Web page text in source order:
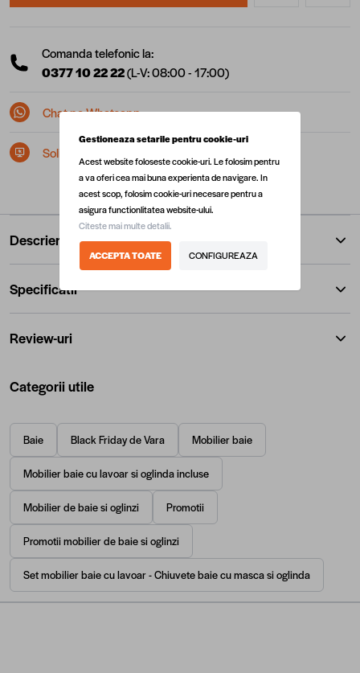
Comanda telefonic la:
0377 10 22 22(L-V: 08:00 - 17:00)
Chat pe Whatsapp
Solicita postare in SEAP/SICAP
Descriere
Specificatii
Review-uri
Categorii utile
Baie Black Friday de Vara Mobilier baie
Mobilier baie cu lavoar si oglinda incluse
Mobilier de baie si oglinzi Promotii
Promotii mobilier de baie si oglinzi
Set mobilier baie cu lavoar - Chiuvete baie cu masca si oglinda
Gestioneaza setarile pentru cookie-uri
Acest website foloseste cookie-uri. Le folosim pentru
a va oferi cea mai buna experienta de navigare. In
acest scop, folosim cookie-uri necesare pentru a
asigura functionlitatea website-ului.
Citeste mai multe detalii.
ACCEPTA TOATE CONFIGUREAZA